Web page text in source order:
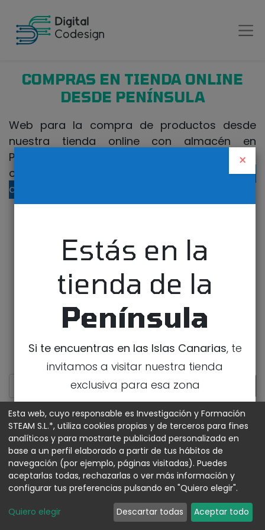
COMPRAS EN TIENDA ONLINE
DESDE PENÍNSULA
×
Estás en la
tienda de la
Península
Si te encuentras en las Islas Canarias, te
invitamos a visitar nuestra tienda
exclusiva para esa zona
IR A LA TIENDA DE CANARIAS
Web para la compra de productos desde
nuestra tienda online con almacén en
Península. Si realiza la compra desde Canarias
o fuera de España, visite nuestra
tienda
online para Canarias
MOSTRAR CATEGORÍAS
Esta web, cuyo responsable es Investigación y Formación
STEAM S.L.*, utiliza cookies propias y de terceros para fines
analíticos y para mostrarte publicidad personalizada en
base a un perfil elaborado a partir de tus hábitos de
navegación (por ejemplo, páginas visitadas). Puedes
aceptarlas todas, rechazarlas o ver más información y
configurar tus preferencias pulsando en "Quiero elegir".
Quiero elegir Descartar todas Aceptar todo